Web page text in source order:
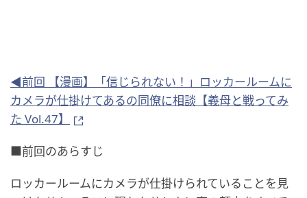
◀前回 【漫画】「信じられない！」ロッカールームに
カメラが仕掛けてあるの同僚に相談【義母と戦ってみ
た Vol.47】
■前回のあらすじ
ロッカールームにカメラが仕掛けられていることを見